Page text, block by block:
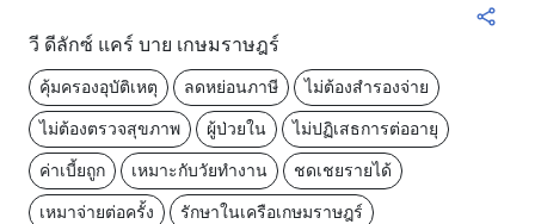
วี ดีลักซ์ แคร์ บาย เกษมราษฎร์
คุ้มครองอุบัติเหตุ ลดหย่อนภาษี ไม่ต้องสำรองจ่าย
ไม่ต้องตรวจสุขภาพ ผู้ป่วยใน ไม่ปฏิเสธการต่ออายุ
ค่าเบี้ยถูก เหมาะกับวัยทำงาน ชดเชยรายได้
เหมาจ่ายต่อครั้ง รักษาในเครือเกษมราษฎร์